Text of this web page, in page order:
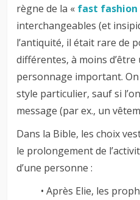
règne de la « fast fashion
interchangeables (et
l’antiquité, il était rare de
différentes, à moins
personnage important.
style particulier, sauf si
message (par ex., un
Dans la Bible, les choix
le prolongement de
d’une personne :
• Après Elie, les